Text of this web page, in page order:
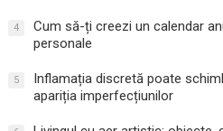
4
Cum să-ți creezi un calendar
personale
5
Inflamația discretă poate
apariția imperfecțiunilor